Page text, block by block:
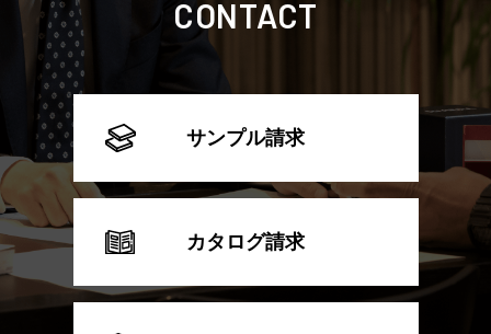
CONTACT
サンプル請求
カタログ請求